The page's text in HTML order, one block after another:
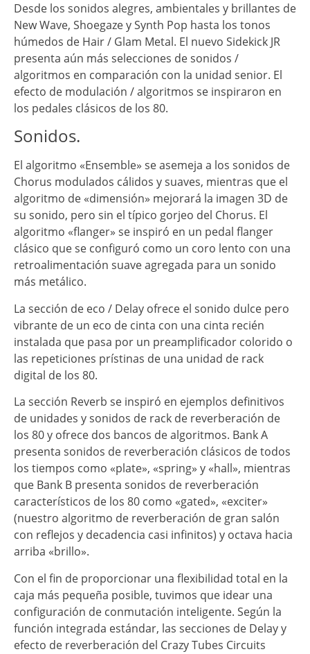
Desde los sonidos alegres, ambientales y brillantes de
New Wave, Shoegaze y Synth Pop hasta los tonos
húmedos de Hair / Glam Metal. El nuevo Sidekick JR
presenta aún más selecciones de sonidos /
algoritmos en comparación con la unidad senior. El
efecto de modulación / algoritmos se inspiraron en
los pedales clásicos de los 80.
Sonidos.
El algoritmo «Ensemble» se asemeja a los sonidos de
Chorus modulados cálidos y suaves, mientras que el
algoritmo de «dimensión» mejorará la imagen 3D de
su sonido, pero sin el típico gorjeo del Chorus. El
algoritmo «flanger» se inspiró en un pedal flanger
clásico que se configuró como un coro lento con una
retroalimentación suave agregada para un sonido
más metálico.
La sección de eco / Delay ofrece el sonido dulce pero
vibrante de un eco de cinta con una cinta recién
instalada que pasa por un preamplificador colorido o
las repeticiones prístinas de una unidad de rack
digital de los 80.
La sección Reverb se inspiró en ejemplos definitivos
de unidades y sonidos de rack de reverberación de
los 80 y ofrece dos bancos de algoritmos. Bank A
presenta sonidos de reverberación clásicos de todos
los tiempos como «plate», «spring» y «hall», mientras
que Bank B presenta sonidos de reverberación
característicos de los 80 como «gated», «exciter»
(nuestro algoritmo de reverberación de gran salón
con reflejos y decadencia casi infinitos) y octava hacia
arriba «brillo».
Con el fin de proporcionar una flexibilidad total en la
caja más pequeña posible, tuvimos que idear una
configuración de conmutación inteligente. Según la
función integrada estándar, las secciones de Delay y
efecto de reverberación del Crazy Tubes Circuits